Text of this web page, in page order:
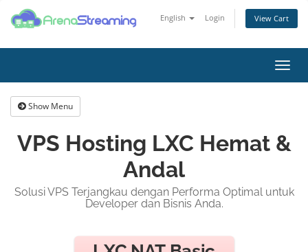
English Login View Cart
Show Menu
VPS Hosting LXC Hemat &
Andal
Solusi VPS Terjangkau dengan Performa Optimal untuk
Developer dan Bisnis Anda.